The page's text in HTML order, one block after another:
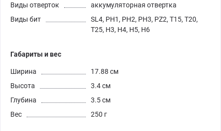
Виды отверток
аккумуляторная отвертка
Виды бит
SL4, PH1, PH2, PH3, PZ2, T15, T20,
T25, H3, H4, H5, H6
Габариты и вес
Ширина
17.88 см
Высота
3.4 см
Глубина
3.5 см
Вес
250 г